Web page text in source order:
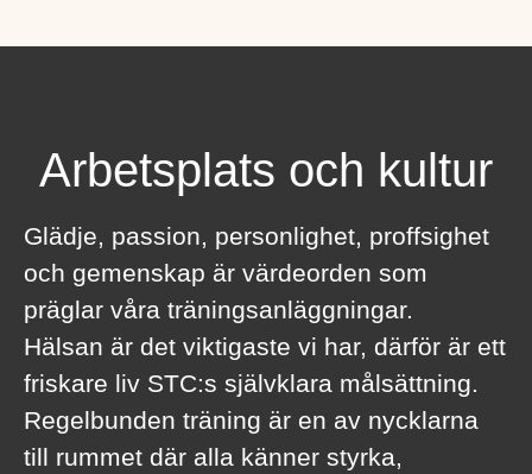
Arbetsplats och kultur
Glädje, passion, personlighet, proffsighet
och gemenskap är värdeorden som
präglar våra träningsanläggningar.
Hälsan är det viktigaste vi har, därför är ett
friskare liv STC:s självklara målsättning.
Regelbunden träning är en av nycklarna
till rummet där alla känner styrka,